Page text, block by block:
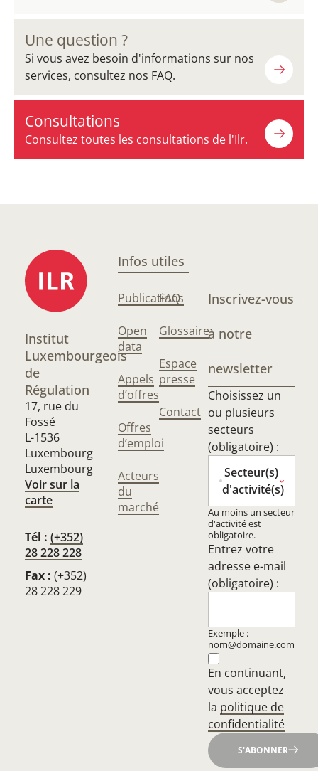
Une question ?
Si vous avez besoin d'informations sur nos
services, consultez nos FAQ.
Consultations
Consultez toutes les consultations de l'Ilr.
Institut
Luxembourgeois
de
Régulation
17, rue du
Fossé
L-1536
Luxembourg
Luxembourg
Voir sur la
carte
Tél : (+352)
28 228 228
Fax : (+352)
28 228 229
Infos utiles
Publications
Open
data
Appels
d’offres
Offres
d’emploi
Acteurs
du
marché
FAQ
Glossaire
Espace
presse
Contact
Inscrivez-vous
à notre
newsletter
Choisissez un
ou plusieurs
secteurs
(obligatoire) :
Secteur(s)
d'activité(s)
Au moins un secteur
d'activité est
obligatoire.
Entrez votre
adresse e-mail
(obligatoire) :
Exemple :
nom@domaine.com
En continuant,
vous acceptez
la politique de
confidentialité
S'ABONNER